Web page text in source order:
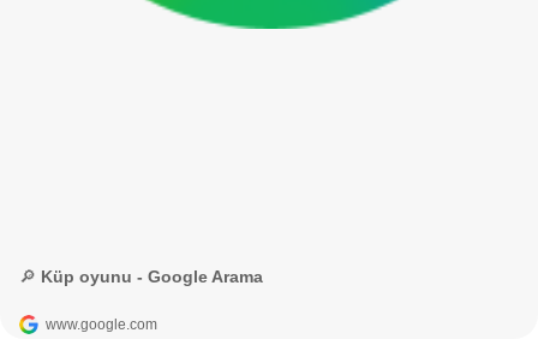
🔎 Küp oyunu - Google Arama
www.google.com